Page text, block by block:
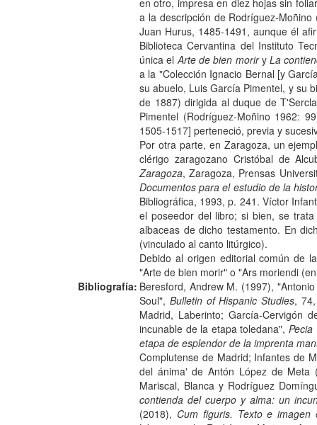
en otro, impresa en diez hojas sin
a la descripción de Rodríguez-
Juan Hurus, 1485-1491, aunque él
Biblioteca Cervantina del Instituto
única elArte de bien moriryLa
a la "Colección Ignacio Bernal [y
su abuelo, Luis García Pimentel, y su
de 1887) dirigida al duque de
Pimentel (Rodríguez-Moñino 1962:
1505-1517] perteneció, previa y
Por otra parte, en Zaragoza, un
clérigo zaragozano Cristóbal de
Zaragoza, Zaragoza, Prensas
Documentos para el estudio de la
Bibliográfica, 1993, p. 241. Víctor
el poseedor del libro; si bien, se
albaceas de dicho testamento. En
(vinculado al canto litúrgico).
Debido al origen editorial común de
"Arte de bien morir" o "Ars moriendi
Bibliografía: Beresford, Andrew M. (1997),
Soul", Bulletin of Hispanic Studies,
Madrid, Laberinto; García-Cervigón
incunable de la etapa toledana", Pecia
etapa de esplendor de la imprenta
Complutense de Madrid; Infantes de
del ánima' de Antón López de
Mariscal, Blanca y Rodríguez
contienda del cuerpo y alma: un
(2018), Cum figuris. Texto e imagen